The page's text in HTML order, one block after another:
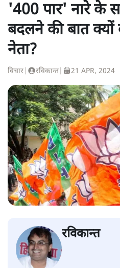
'400 पार' नारे के
बदलने की बात क्यों
नेता?
विचार रविकान्त 21 APR, 2024
रविकान्त